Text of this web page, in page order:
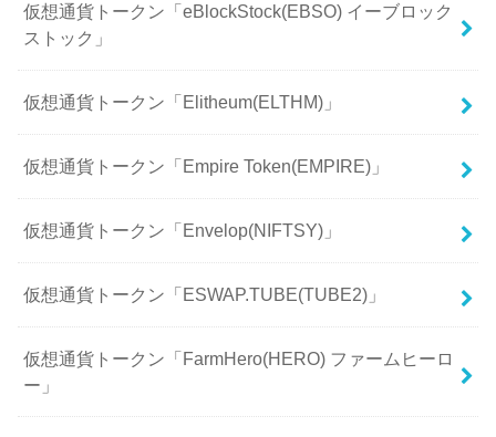
仮想通貨トークン「eBlockStock(EBSO) イーブロック
ストック」
仮想通貨トークン「Elitheum(ELTHM)」
仮想通貨トークン「Empire Token(EMPIRE)」
仮想通貨トークン「Envelop(NIFTSY)」
仮想通貨トークン「ESWAP.TUBE(TUBE2)」
仮想通貨トークン「FarmHero(HERO) ファームヒーロ
ー」